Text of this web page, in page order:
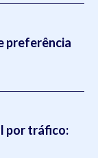
preferência
por tráfico: